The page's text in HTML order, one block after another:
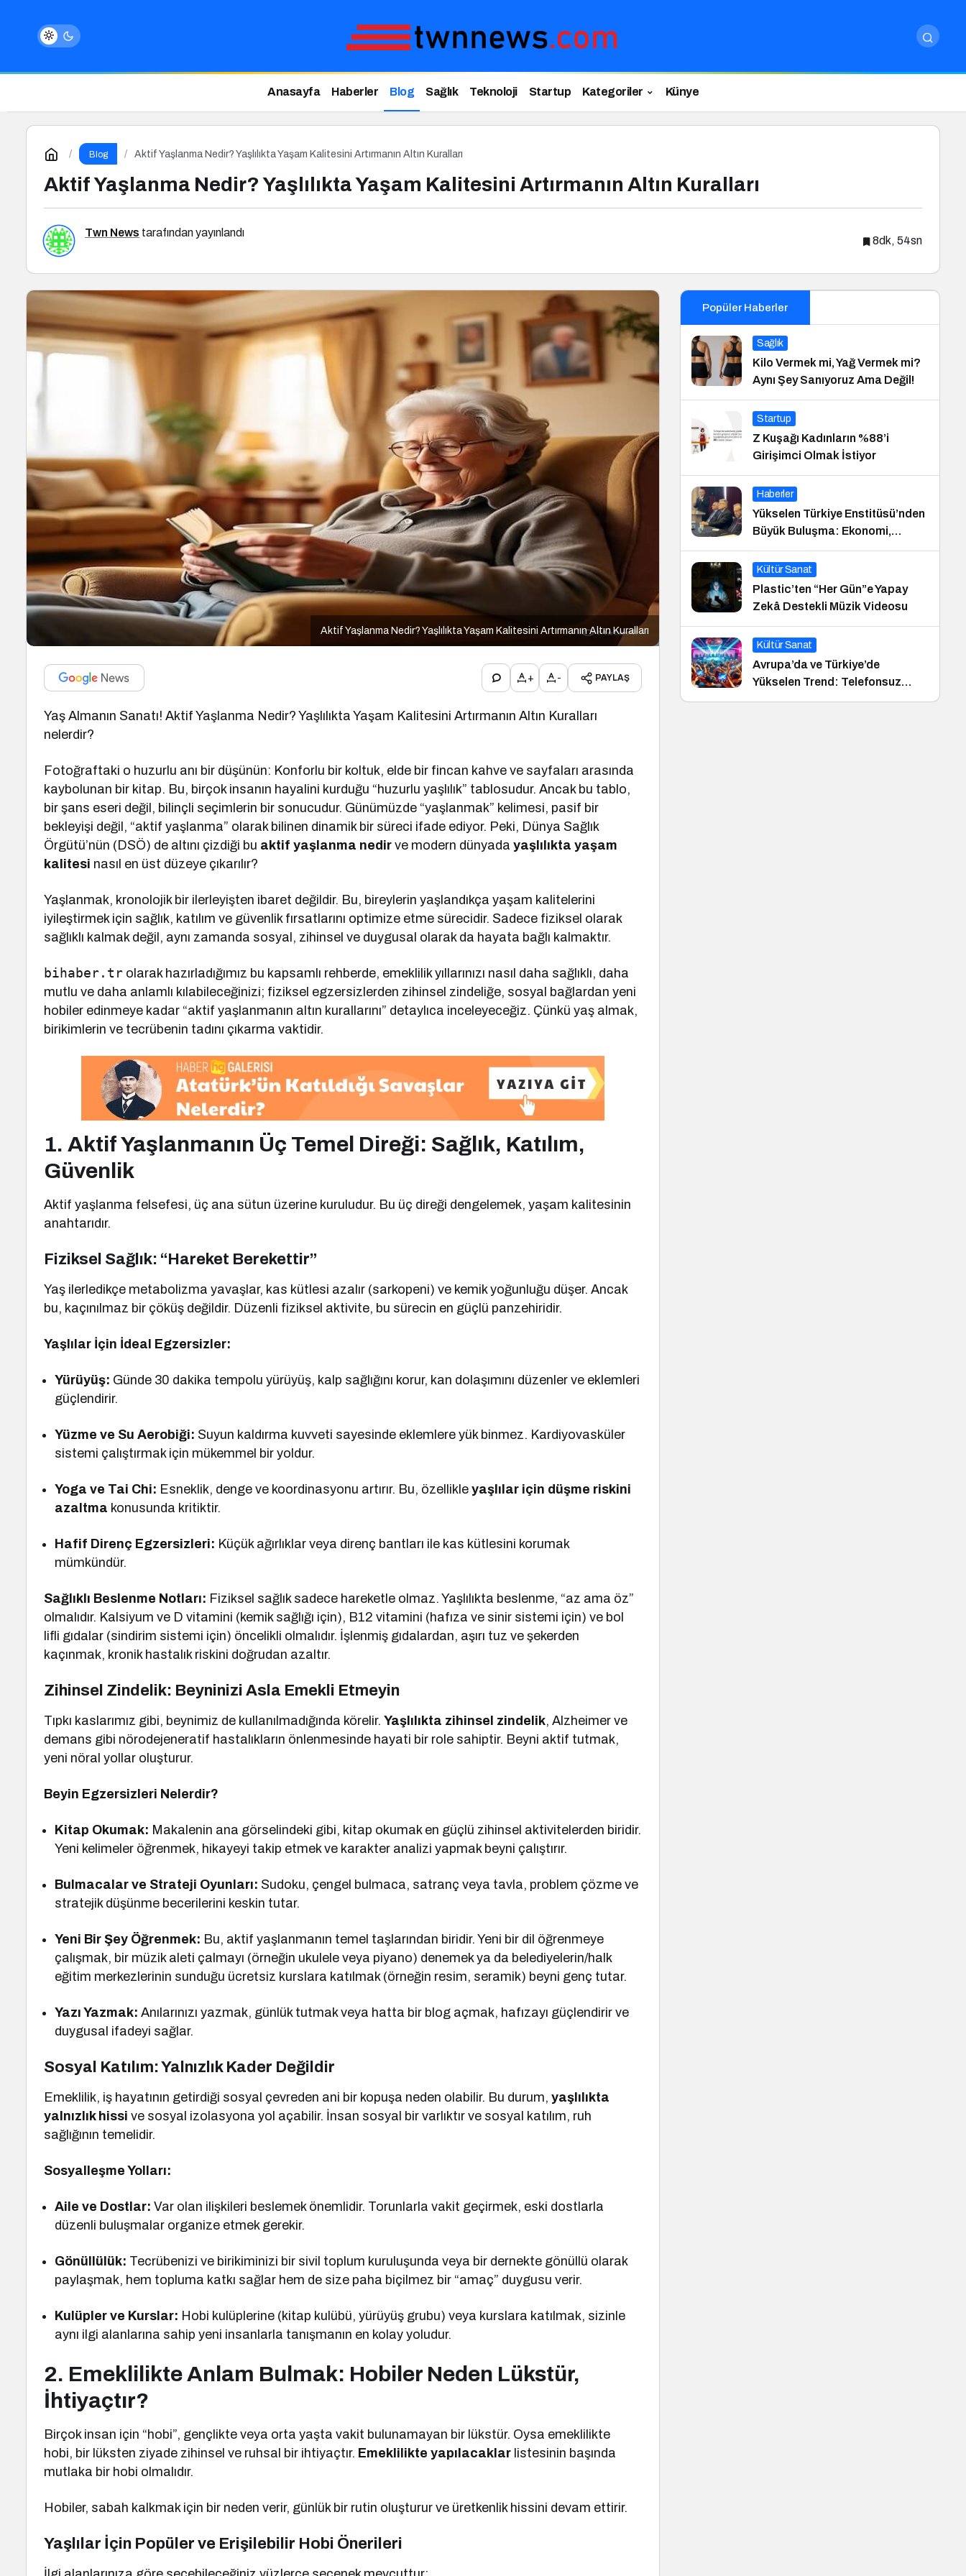
Anasayfa Haberler Blog Sağlık Teknoloji Startup Kategoriler Künye
Blog Aktif Yaşlanma Nedir? Yaşlılıkta Yaşam Kalitesini Artırmanın Altın Kuralları
Aktif Yaşlanma Nedir? Yaşlılıkta Yaşam Kalitesini Artırmanın Altın Kuralları
Twn News tarafından yayınlandı
8dk, 54sn
Aktif Yaşlanma Nedir? Yaşlılıkta Yaşam Kalitesini Artırmanın Altın Kuralları
+ - PAYLAŞ
Yaş Almanın Sanatı! Aktif Yaşlanma Nedir? Yaşlılıkta Yaşam Kalitesini Artırmanın Altın Kuralları
nelerdir?
Fotoğraftaki o huzurlu anı bir düşünün: Konforlu bir koltuk, elde bir fincan kahve ve sayfaları arasında
kaybolunan bir kitap. Bu, birçok insanın hayalini kurduğu “huzurlu yaşlılık” tablosudur. Ancak bu tablo,
bir şans eseri değil, bilinçli seçimlerin bir sonucudur. Günümüzde “yaşlanmak” kelimesi, pasif bir
bekleyişi değil, “aktif yaşlanma” olarak bilinen dinamik bir süreci ifade ediyor. Peki, Dünya Sağlık
Örgütü’nün (DSÖ) de altını çizdiği bu aktif yaşlanma nedir ve modern dünyadayaşlılıkta yaşam
kalitesi nasıl en üst düzeye çıkarılır?
Yaşlanmak, kronolojik bir ilerleyişten ibaret değildir. Bu, bireylerin yaşlandıkça yaşam kalitelerini
iyileştirmek için sağlık, katılım ve güvenlik fırsatlarını optimize etme sürecidir. Sadece fiziksel olarak
sağlıklı kalmak değil, aynı zamanda sosyal, zihinsel ve duygusal olarak da hayata bağlı kalmaktır.
bihaber.tr olarak hazırladığımız bu kapsamlı rehberde, emeklilik yıllarınızı nasıl daha sağlıklı, daha
mutlu ve daha anlamlı kılabileceğinizi; fiziksel egzersizlerden zihinsel zindeliğe, sosyal bağlardan yeni
hobiler edinmeye kadar “aktif yaşlanmanın altın kurallarını” detaylıca inceleyeceğiz. Çünkü yaş almak,
birikimlerin ve tecrübenin tadını çıkarma vaktidir.
1. Aktif Yaşlanmanın Üç Temel Direği: Sağlık, Katılım,
Güvenlik
Aktif yaşlanma felsefesi, üç ana sütun üzerine kuruludur. Bu üç direği dengelemek, yaşam kalitesinin
anahtarıdır.
Fiziksel Sağlık: “Hareket Berekettir”
Yaş ilerledikçe metabolizma yavaşlar, kas kütlesi azalır (sarkopeni) ve kemik yoğunluğu düşer. Ancak
bu, kaçınılmaz bir çöküş değildir. Düzenli fiziksel aktivite, bu sürecin en güçlü panzehiridir.
Yaşlılar İçin İdeal Egzersizler:
Yürüyüş: Günde 30 dakika tempolu yürüyüş, kalp sağlığını korur, kan dolaşımını düzenler ve eklemleri
güçlendirir.
Yüzme ve Su Aerobiği: Suyun kaldırma kuvveti sayesinde eklemlere yük binmez. Kardiyovasküler
sistemi çalıştırmak için mükemmel bir yoldur.
Yoga ve Tai Chi: Esneklik, denge ve koordinasyonu artırır. Bu, özellikleyaşlılar için düşme riskini
azaltma konusunda kritiktir.
Hafif Direnç Egzersizleri: Küçük ağırlıklar veya direnç bantları ile kas kütlesini korumak
mümkündür.
Sağlıklı Beslenme Notları: Fiziksel sağlık sadece hareketle olmaz. Yaşlılıkta beslenme, “az ama öz”
olmalıdır. Kalsiyum ve D vitamini (kemik sağlığı için), B12 vitamini (hafıza ve sinir sistemi için) ve bol
lifli gıdalar (sindirim sistemi için) öncelikli olmalıdır. İşlenmiş gıdalardan, aşırı tuz ve şekerden
kaçınmak, kronik hastalık riskini doğrudan azaltır.
Zihinsel Zindelik: Beyninizi Asla Emekli Etmeyin
Tıpkı kaslarımız gibi, beynimiz de kullanılmadığında körelir.Yaşlılıkta zihinsel zindelik, Alzheimer ve
demans gibi nörodejeneratif hastalıkların önlenmesinde hayati bir role sahiptir. Beyni aktif tutmak,
yeni nöral yollar oluşturur.
Beyin Egzersizleri Nelerdir?
Kitap Okumak: Makalenin ana görselindeki gibi, kitap okumak en güçlü zihinsel aktivitelerden biridir.
Yeni kelimeler öğrenmek, hikayeyi takip etmek ve karakter analizi yapmak beyni çalıştırır.
Bulmacalar ve Strateji Oyunları: Sudoku, çengel bulmaca, satranç veya tavla, problem çözme ve
stratejik düşünme becerilerini keskin tutar.
Yeni Bir Şey Öğrenmek: Bu, aktif yaşlanmanın temel taşlarından biridir. Yeni bir dil öğrenmeye
çalışmak, bir müzik aleti çalmayı (örneğin ukulele veya piyano) denemek ya da belediyelerin/halk
eğitim merkezlerinin sunduğu ücretsiz kurslara katılmak (örneğin resim, seramik) beyni genç tutar.
Yazı Yazmak: Anılarınızı yazmak, günlük tutmak veya hatta bir blog açmak, hafızayı güçlendirir ve
duygusal ifadeyi sağlar.
Sosyal Katılım: Yalnızlık Kader Değildir
Emeklilik, iş hayatının getirdiği sosyal çevreden ani bir kopuşa neden olabilir. Bu durum,yaşlılıkta
yalnızlık hissi ve sosyal izolasyona yol açabilir. İnsan sosyal bir varlıktır ve sosyal katılım, ruh
sağlığının temelidir.
Sosyalleşme Yolları:
Aile ve Dostlar: Var olan ilişkileri beslemek önemlidir. Torunlarla vakit geçirmek, eski dostlarla
düzenli buluşmalar organize etmek gerekir.
Gönüllülük: Tecrübenizi ve birikiminizi bir sivil toplum kuruluşunda veya bir dernekte gönüllü olarak
paylaşmak, hem topluma katkı sağlar hem de size paha biçilmez bir “amaç” duygusu verir.
Kulüpler ve Kurslar: Hobi kulüplerine (kitap kulübü, yürüyüş grubu) veya kurslara katılmak, sizinle
aynı ilgi alanlarına sahip yeni insanlarla tanışmanın en kolay yoludur.
2. Emeklilikte Anlam Bulmak: Hobiler Neden Lükstür,
İhtiyaçtır?
Birçok insan için “hobi”, gençlikte veya orta yaşta vakit bulunamayan bir lükstür. Oysa emeklilikte
hobi, bir lüksten ziyade zihinsel ve ruhsal bir ihtiyaçtır. Emeklilikte yapılacaklar listesinin başında
mutlaka bir hobi olmalıdır.
Hobiler, sabah kalkmak için bir neden verir, günlük bir rutin oluşturur ve üretkenlik hissini devam ettirir.
Yaşlılar İçin Popüler ve Erişilebilir Hobi Önerileri
Popüler Haberler
Sağlık
Kilo Vermek mi, Yağ Vermek mi?
Aynı Şey Sanıyoruz Ama Değil!
Startup
Z Kuşağı Kadınların %88’i
Girişimci Olmak İstiyor
Haberler
Yükselen Türkiye Enstitüsü’nden
Büyük Buluşma: Ekonomi,
Güvenlik Politikaları ve Hukuk
Konferansı
Kültür Sanat
Plastic’ten “Her Gün”e Yapay
Zekâ Destekli Müzik Videosu
Kültür Sanat
Avrupa’da ve Türkiye’de
Yükselen Trend: Telefonsuz
Gece Kulüpleri